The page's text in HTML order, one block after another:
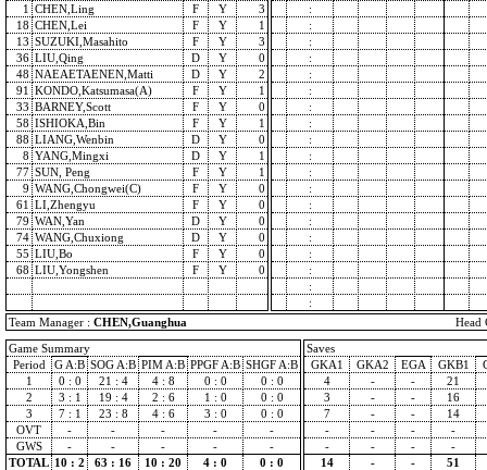
1 CHEN,Ling F Y
3
18 CHEN,Lei F Y
1
13 SUZUKI,Masahito F Y
3
36 LIU,Qing D Y
0
48 NAEAETAENEN,Matti D Y
2
91 KONDO,Katsumasa(A) F Y
1
33 BARNEY,Scott F Y
0
58 ISHIOKA,Bin F Y
1
88 LIANG,Wenbin D Y
0
8 YANG,Mingxi D Y
1
77 SUN, Peng F Y
1
9 WANG,Chongwei(C) F Y
0
61 LI,Zhengyu F Y
0
79 WAN,Yan D Y
0
74 WANG,Chuxiong D Y
0
55 LIU,Bo F Y
0
68 LIU,Yongshen F Y 0
:
:
:
:
:
:
:
:
:
:
:
:
:
:
:
:
:
:
:
Team Manager : CHEN,Guanghua
Head
Game Summary
Period
G A:B SOG A:B PIM A:B PPGF A:B SHGF A:B
1
0 : 0 21 : 4 4 : 8 0 : 0
0 : 0
2
3 : 1 19 : 4 2 : 6 1 : 0
0 : 0
3
7 : 1 23 : 8 4 : 6 3 : 0
0 : 0
OVT
- - - -
-
GWS
- - - -
-
TOTAL 10 : 2 63 : 16 10 : 20 4 : 0 0 : 0
Saves
GKA1
GKA2 EGA GKB1
4
- -
21
3
- -
16
7
- -
14
-
- -
-
-
- -
-
14
- - 51